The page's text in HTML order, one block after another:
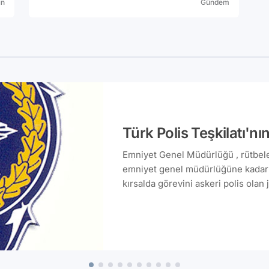
Gündem
Türk Polis
Emniyet Genel Müdürlüğü , rütbeleri polis memurluğundan başlayıp emniyet genel müdürlüğüne kadar uzanan, tüm il ve ilçelerde örgütlenmiş, kırsalda görevini askeri polis olan jandarmaya bırakmış, kentte ise görevi kendisi yöneten iç güvenlikten sorumlu devlet teşkilatıdır. 1845 tarihinde temeli atılmıştır.Merkez teşkilatı bünyesinde Ana Komuta Kontrol, Strateji Geliştirme, Arşiv, Asayiş, Bilgi İşlem, Dış İlişkiler, Eğitim, Güvenlik, Haberleşme, Havacılık, İdari ve Mali işler, İkmal-Bakım, İnşaat-Emlak, İnterpol, İstihbarat, Kaçakçılık ve Organize suçlarla mücadele, Koruma, Kriminal, Özel Harekat, Personel, Sağlık İşleri, Sivil Savunma, Sosyal Hizmetler, Teftiş Kurulu, Terörle Mücadele Harekat, Trafik Eğitim ve Araştırma, Trafik ve Denetleme, Yabancılar Hudut İltica Daireleri vardır. Taşra teşkilatını ise, il emniyet müdürlükleri ve ilçe emniyet amirlikleri oluşturur. Genel müdürlük, üst kurum ve yönetim bakımından İçişleri Bakanlığı'na bağlıdır. Kurumun yapılanması iki şekilde olmuştur. Birincisi Merkez Teşkilatı ve ikincisi ise Taşra Teşkilatı'dır.Merkez Teşkilatı,Daire Başkanlıkları şeklinde yapılanmıştır.Taşra Teşkilatı ise 81 ilde İl Emniyet Müdürlükleri olarak faaliyet yürütmektedir. Merkez Teşkilatı'ndaki daire başkanlıklarının bazıları direkt olarak emniyet genel müdürüne bağlı olmak ile birlikte diğerleri ise 5 adet emniyet genel müdür yardımcısına bağlı olarak hizmet vermektedir. Taşra teşkilatında ise illerin başında il emniyet müdürü bulunmakta ve ildeki bütün birimler il emniyet müdürüne bağlı olmaktadır. Türkiye Cumhuriyeti sınırları içerisinde, belediye teşkilatlanması tamamlanmış olan il, ilçe ve beldelerde güvenlik, Emniyet Genel Müdürlüğü tarafından sağlanmakta; daha küçük birimlerin ve yapılaşmaya açılmamış alanların güvenliği ise Jandarma Genel Komutanlığı tarafından sağlanmaktadır. Emniyet Genel Müdürlüğü Merkez ve 81 ilde teşkilatlanmış olup konularına göre uzmanlaşmış alt birimlere ayrılmıştır. Suç türlerinin değişken olması neticesi polis teşkilatında da bu değişen suç ile mücadele edebilmek için her geçen gün yeni uzmanlık birimleri oluşturulmaktadır. Türk Polisinin Hizmetiçi Eğitimleri Emniyet Genel Müdürlüğü Eğitim Dairesi Başkanlığı tarafından, Hizmetöncesi eğitimi ise Polis Koleji, Polis Akademisi, Polis Meslek Eğitim Merkezleri (POMEM) ve Polis Meslek Yüksek Okulları tarafından verilmektedir. Polis Akademisinde eğitim lisans seviyesinde olup mezunlar komiser yardımcısı rütbesi ile göreve başlar. Polis Koleji ise lise seviyesinde bir eğitim kurumu olup, Polis Akademisi Güvenlik Bilimleri Fakültesi'ne öğrenci yetiştirmekten mesuldür. Polis Meslek Eğitim Merkezlerinde çeşitli alanlarda lisans eğitimi almış olanlar 6 aylık mesleki eğitim ile polis memuru olarak göreve başlarlar. Polis Meslek Yüksek Okullarında ise eğitim 2 yıllık önlisans seviyesinde olup mezunlar polis memuru rütbesiyle göreve başlamaktadırlar. İnsanların hak ve özgürlüklerinin güven altında bulundurulması gereklidir. Günümüzde devletler, toplumda huzuru ve düzeni sağlama, insanların can ve mal güvenliğini koruma, yasa hakimiyetini sağlamak istemektedirler. Bunun için yasalara ve yasaları uygulayacak bir kuvvete gerek vardır. Türkiye sınırları içerisinde bu görevi yürüten teşkilatlardan biri, Polis Teşkilatıdır. Kulluk Neferi Karakol Bekleyen Yeniçeri Keçeli Yeniçeri Neferi Odabaşı Yeniçeri Kışlası Amiri Kulluk Bayrakdarı Emniyet Amiri Baş Falakacı Sadaret Ceza Amiri Vezir Baş Tebdili Sarıazamın Hususi Ziyaretlerinde Maiyet Amiri Kuloğlu Baş Cuhadarı Belediye Tahsildarları Amiri Baş Kılavuz Alaylarda Yol Açan Çavuşların Amiri Cellât İdam Hükümlerini İnfaza Memur Cellât başı Cellâtların Amiri Subaşı Şehrin İnzibat Amiri Asesbaşı Yeniçeri Ocağı İnzibat Amiri Böcek Başı Gizli Polis Amiri Polis tarihi Türk tarihi ile başlamıştır. Tarih boyunca çeşitli devlet kurmuş olan Türkler kamu düzeni ve güvenliğini ulusal savunma ile birlikte yürütmüşlerdir. Eski Türkler'de kamu düzen ve güvenliği işleri Subaşı'lar tarafından belli yasalara uygun olarak yürütülmüştür. Oğuz Han'ın Oğuz Türesi, Cengiz Han'ın Uluğ Yasası, Timur'un Tüzükkatı o devirlerin belli başlı hukuk kuralları örnek olarak gösterilebilir. Bu yasalarda, suçların önlenmesi kadar işlenen suçlarda suçluların yakalanmasına da önem verilmiştir. Eski Türklerde Polis Teşkilatı bu açıklamalardan da anlaşılacağı üzere askeri teşkilat içinde yer almış ve Askeri özellikler göstermiştir. Osman Bey Karahisarı ele geçirdiği zaman, kentin yönetimini oğlu Orhan Bey'e vermiş ve onun yanına arkadaşı olan Gündüz Alp'i de Subaşı olarak tayin etmiştir. Bu kişi bugünkü anlamda ilk Polis Amiridir. Subaşılar barış döneminde savaş için gerekli olan askerleri disipline etmek ve eğitmekle birlikte, kentin dirlik ve düzenini de sağlamışlardır. Savaş zamanında ise yetiştirdikleri kıtalara komuta etmişlerdir. Osmanlı'da Polis Teşkilatı, Askeri Teşkilat kadrosu içinde yer almış, askeri amirler aynı